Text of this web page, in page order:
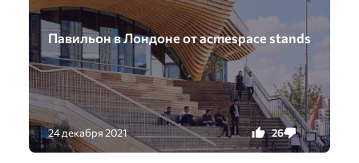
Павильон в Лондоне от acmespace stands
24 декабря 2021 26 0